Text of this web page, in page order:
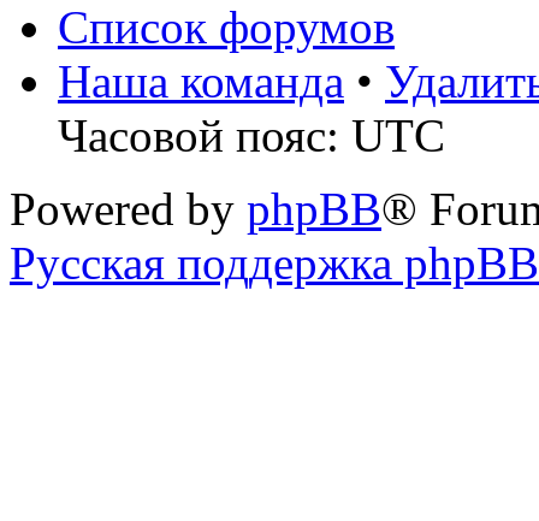
Список форумов
Наша команда •
Часовой пояс: UTC
Powered by phpBB®
Русская поддержка phpBB